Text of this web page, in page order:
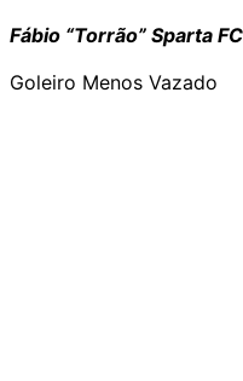
Fábio “Torrão” Sparta
Goleiro Menos Vazado